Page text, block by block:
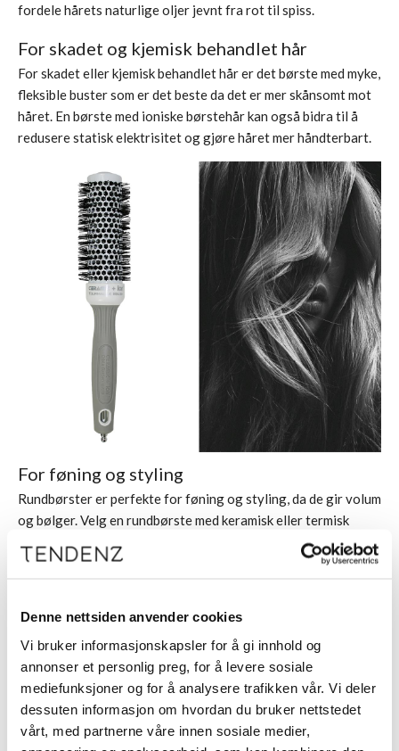
Denne nettsiden anvender cookies
Vi bruker informasjonskapsler for å gi innhold og
annonser et personlig preg, for å levere sosiale
mediefunksjoner og for å analysere trafikken vår. Vi deler
dessuten informasjon om hvordan du bruker nettstedet
vårt, med partnerne våre innen sosiale medier,
fordele hårets naturlige oljer jevnt fra rot til spiss.
For skadet og kjemisk behandlet hår
For skadet eller kjemisk behandlet hår er det børste med myke,
fleksible buster som er det beste da det er mer skånsomt mot
håret. En børste med ioniske børstehår kan også bidra til å
redusere statisk elektrisitet og gjøre håret mer håndterbart.
For føning og styling
Rundbørsterer perfekte for føning og styling, da de gir volum
og bølger. Velg en rundbørste med keramisk eller termisk
overflate da disse holder på varmen bedre og hjelper til med å
forme håret raskere. Rundbørstene kommer i ulike størrelser
ønsker dette.